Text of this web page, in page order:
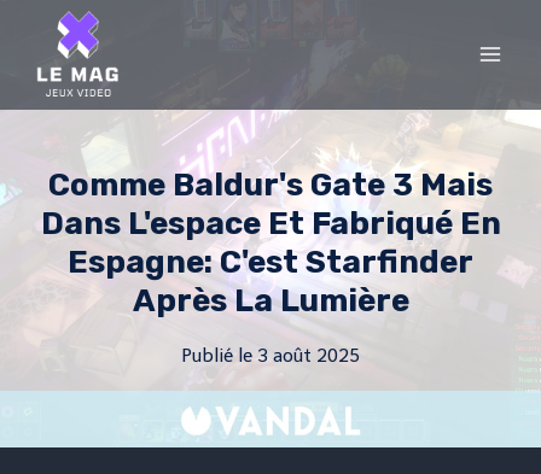
content
Comme Baldur's Gate 3 Mais
Dans L'espace Et Fabriqué En
Espagne: C'est Starfinder
Après La Lumière
Publié le 3 août 2025